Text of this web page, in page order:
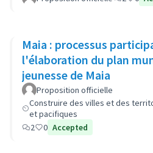
Maia : processus
l'élaboration du plan
jeunesse de Maia
Proposition officielle
Construire des villes et des
et pacifiques
2
0 Accepted